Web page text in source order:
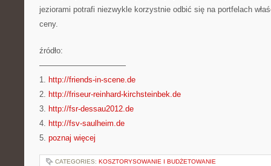
jeziorami potrafi niezwykle korzystnie odbić się na portfelach
ceny.
źródło:
———————————
1. http://friends-in-scene.de
2. http://friseur-reinhard-kirchsteinbek.de
3. http://fsr-dessau2012.de
4. http://fsv-saulheim.de
5. poznaj więcej
CATEGORIES: KOSZTORYSOWANIE I BUDŻETOWANIE